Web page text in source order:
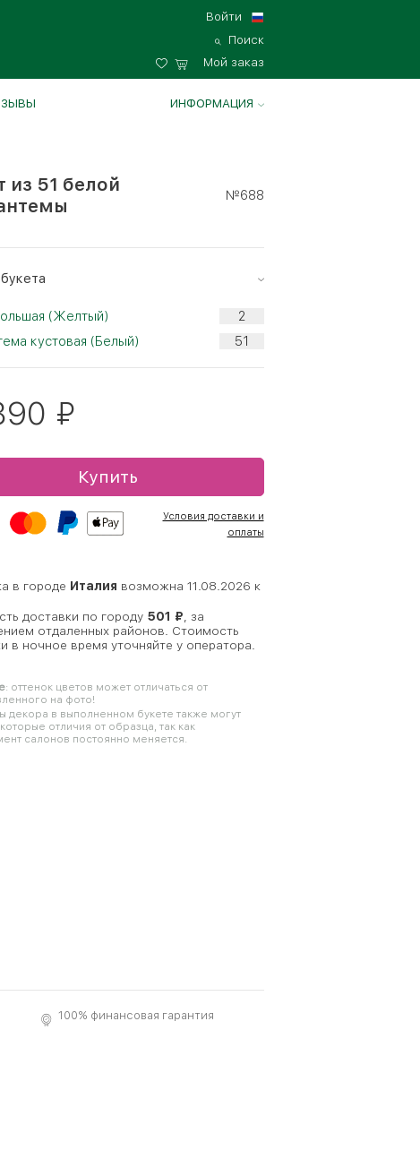
Войти
Поиск
Мой заказ
ИНФОРМАЦИЯ
из 51 белой
№688
(Желтый)
кустовая (Белый)
₽
Купить
Условия доставки и
оплаты
в городе Италия возможна 11.08.2026 к
доставки по городу 501 ₽, за
отдаленных районов. Стоимость
в ночное время уточняйте у оператора.
: оттенок цветов может отличаться от
на фото!
декора в выполненном букете также могут
отличия от образца, так как
салонов постоянно меняется.
100% финансовая гарантия